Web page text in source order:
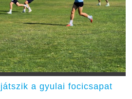
a gyulai focicsapat